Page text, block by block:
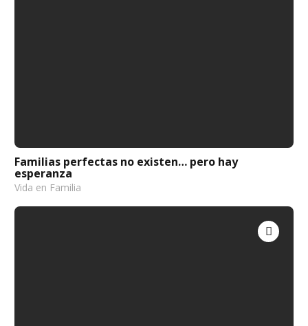
Familias perfectas no existen… pero hay
esperanza
Vida en Familia